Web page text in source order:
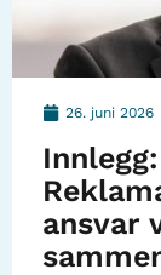
26. juni 2026
ansvar